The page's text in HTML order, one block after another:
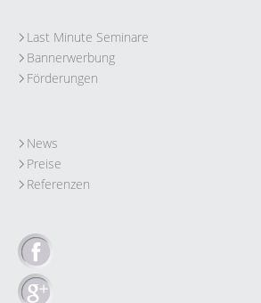
Last Minute Seminare
Bannerwerbung
Förderungen
News
Preise
Referenzen